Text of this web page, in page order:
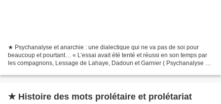
★ Psychanalyse et anarchie : une dialectique qui ne va pas de soi pour
beaucoup et pourtant… « L’essai avait été tenté et réussi en son temps par
les compagnons, Lessage de Lahaye, Dadoun et Garnier ( Psychanalyse et
★ Histoire des mots prolétaire et prolétariat